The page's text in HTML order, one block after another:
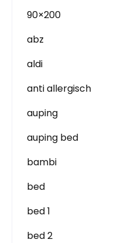
90×200
abz
aldi
anti allergisch
auping
auping bed
bambi
bed
bed 1
bed 2